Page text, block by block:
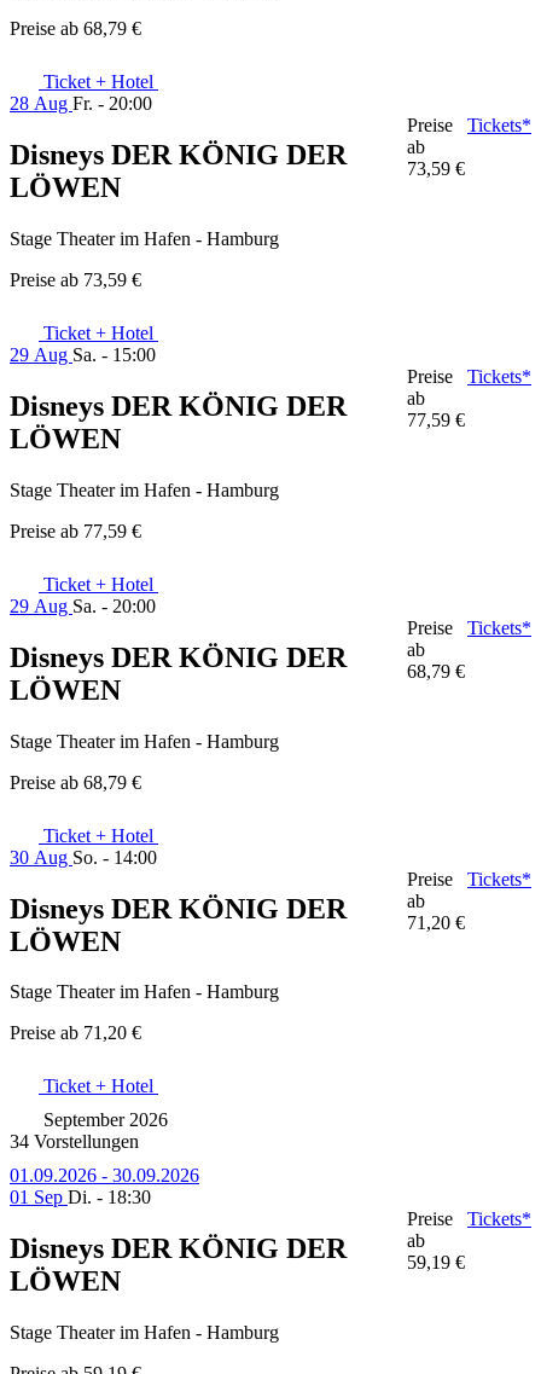
Preise ab 68,79 €
Ticket + Hotel
28 Aug Fr. - 20:00
Disneys DER KÖNIG DER
LÖWEN
Stage Theater im Hafen - Hamburg
Preise ab 73,59 €
Preise
ab
73,59 €
Tickets*
Ticket + Hotel
29 Aug Sa. - 15:00
Disneys DER KÖNIG DER
LÖWEN
Stage Theater im Hafen - Hamburg
Preise ab 77,59 €
Preise
ab
77,59 €
Tickets*
Ticket + Hotel
29 Aug Sa. - 20:00
Disneys DER KÖNIG DER
LÖWEN
Stage Theater im Hafen - Hamburg
Preise ab 68,79 €
Preise
ab
68,79 €
Tickets*
Ticket + Hotel
30 Aug So. - 14:00
Disneys DER KÖNIG DER
LÖWEN
Stage Theater im Hafen - Hamburg
Preise ab 71,20 €
Preise
ab
71,20 €
Tickets*
Ticket + Hotel
September 2026
34 Vorstellungen
01.09.2026 - 30.09.2026
01 Sep Di. - 18:30
Disneys DER KÖNIG DER
LÖWEN
Stage Theater im Hafen - Hamburg
Preise
ab
59,19 €
Tickets*